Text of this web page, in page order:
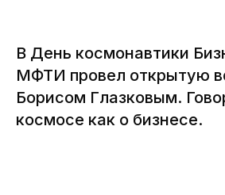
В День космонавтики
МФТИ провел открытую
Борисом Глазковым.
космосе как о бизнесе.